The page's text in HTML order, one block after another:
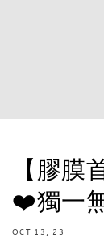
【膠膜
❤️獨一
OCT 13, 23